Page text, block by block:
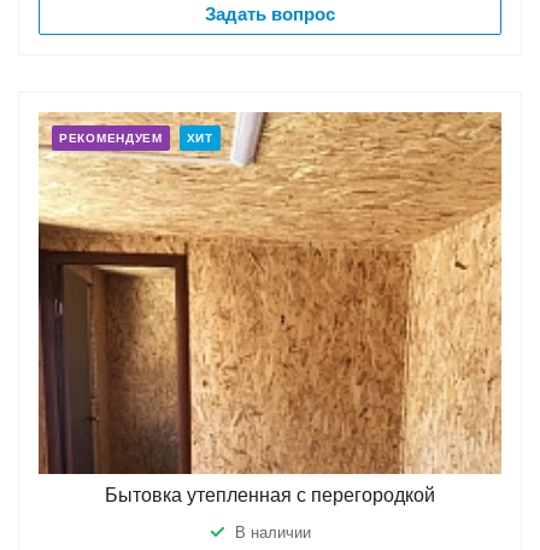
Задать вопрос
РЕКОМЕНДУЕМ ХИТ
Бытовка утепленная с перегородкой
В наличии